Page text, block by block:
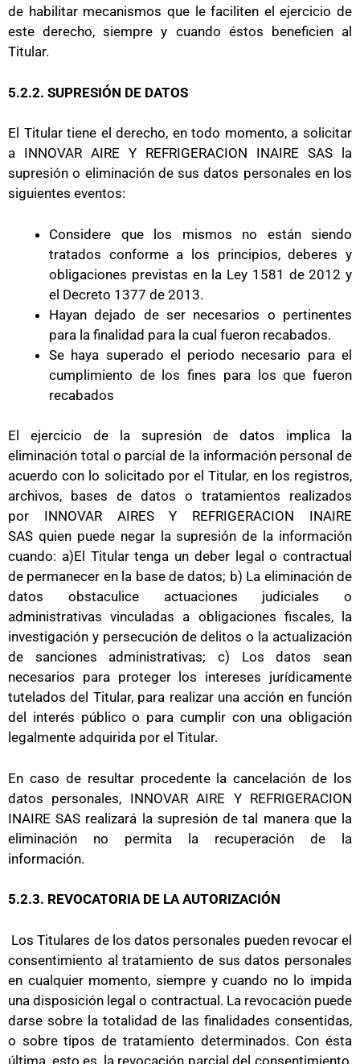
de habilitar mecanismos que le faciliten el ejercicio de
este derecho, siempre y cuando éstos beneficien al
Titular.
5.2.2. SUPRESIÓN DE DATOS
El Titular tiene el derecho, en todo momento, a solicitar
a INNOVAR AIRE Y REFRIGERACION INAIRE SAS la
supresión o eliminación de sus datos personales en los
siguientes eventos:
Considere que los mismos no están siendo
tratados conforme a los principios, deberes y
obligaciones previstas en la Ley 1581 de 2012 y
el Decreto 1377 de 2013.
Hayan dejado de ser necesarios o pertinentes
para la finalidad para la cual fueron recabados.
Se haya superado el periodo necesario para el
cumplimiento de los fines para los que fueron
recabados
El ejercicio de la supresión de datos implica la
eliminación total o parcial de la información personal de
acuerdo con lo solicitado por el Titular, en los registros,
archivos, bases de datos o tratamientos realizados
por INNOVAR AIRES Y REFRIGERACION INAIRE
SAS quien puede negar la supresión de la información
cuando: a)El Titular tenga un deber legal o contractual
de permanecer en la base de datos; b) La eliminación de
datos obstaculice actuaciones judiciales o
administrativas vinculadas a obligaciones fiscales, la
investigación y persecución de delitos o la actualización
de sanciones administrativas; c) Los datos sean
necesarios para proteger los intereses jurídicamente
tutelados del Titular, para realizar una acción en función
del interés público o para cumplir con una obligación
legalmente adquirida por el Titular.
En caso de resultar procedente la cancelación de los
datos personales, INNOVAR AIRE Y REFRIGERACION
INAIRE SAS realizará la supresión de tal manera que la
eliminación no permita la recuperación de la
información.
5.2.3. REVOCATORIA DE LA AUTORIZACIÓN
Los Titulares de los datos personales pueden revocar el
consentimiento al tratamiento de sus datos personales
en cualquier momento, siempre y cuando no lo impida
una disposición legal o contractual. La revocación puede
darse sobre la totalidad de las finalidades consentidas,
o sobre tipos de tratamiento determinados. Con ésta
última, esto es, la revocación parcial del consentimiento,